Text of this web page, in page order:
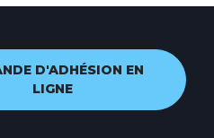
D'ADHÉSION EN
LIGNE